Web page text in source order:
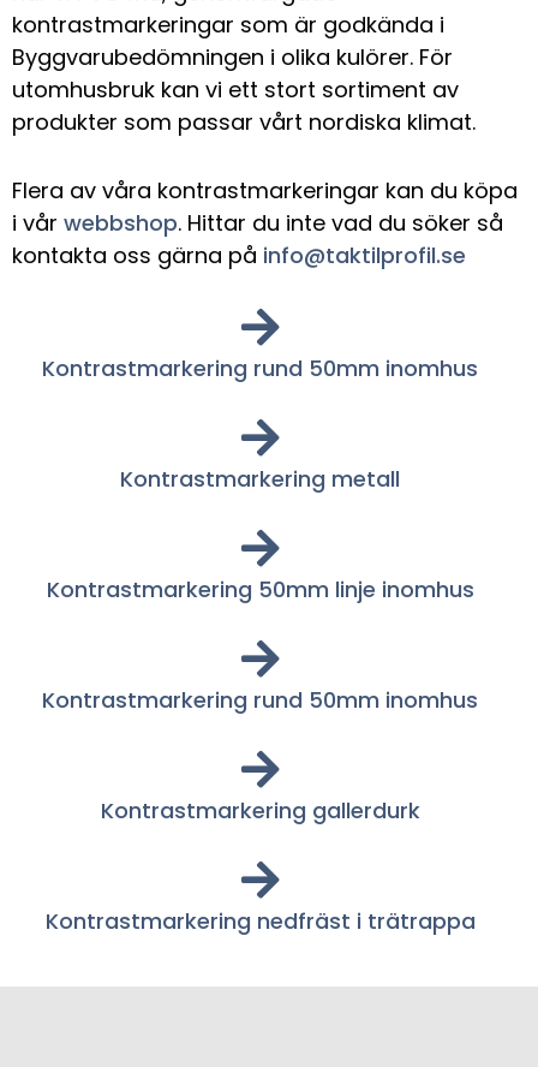
kontrastmarkeringar som är godkända i
Byggvarubedömningen i olika kulörer. För
utomhusbruk kan vi ett stort sortiment av
produkter som passar vårt nordiska klimat.
Flera av våra kontrastmarkeringar kan du köpa
i vår webbshop. Hittar du inte vad du söker så
kontakta oss gärna på info@taktilprofil.se
Kontrastmarkering rund 50mm inomhus
Kontrastmarkering metall
Kontrastmarkering 50mm linje inomhus
Kontrastmarkering rund 50mm inomhus
Kontrastmarkering gallerdurk
Kontrastmarkering nedfräst i trätrappa